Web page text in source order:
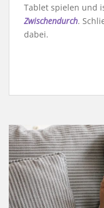
Tablet spielen und
Zwischendurch.
dabei.